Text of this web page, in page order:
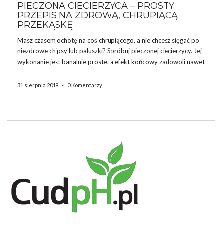
PIECZONA CIECIERZYCA – PROSTY
PRZEPIS NA ZDROWĄ, CHRUPIĄCĄ
PRZEKĄSKĘ
Masz czasem ochotę na coś chrupiącego, a nie chcesz sięgać po
niezdrowe chipsy lub paluszki? Spróbuj pieczonej ciecierzycy. Jej
wykonanie jest banalnie proste, a efekt końcowy zadowoli nawet
przepis Składniki 1 puszka ciecierzycy konserwowej lub 1
31 sierpnia 2019 - 0 Komentarzy